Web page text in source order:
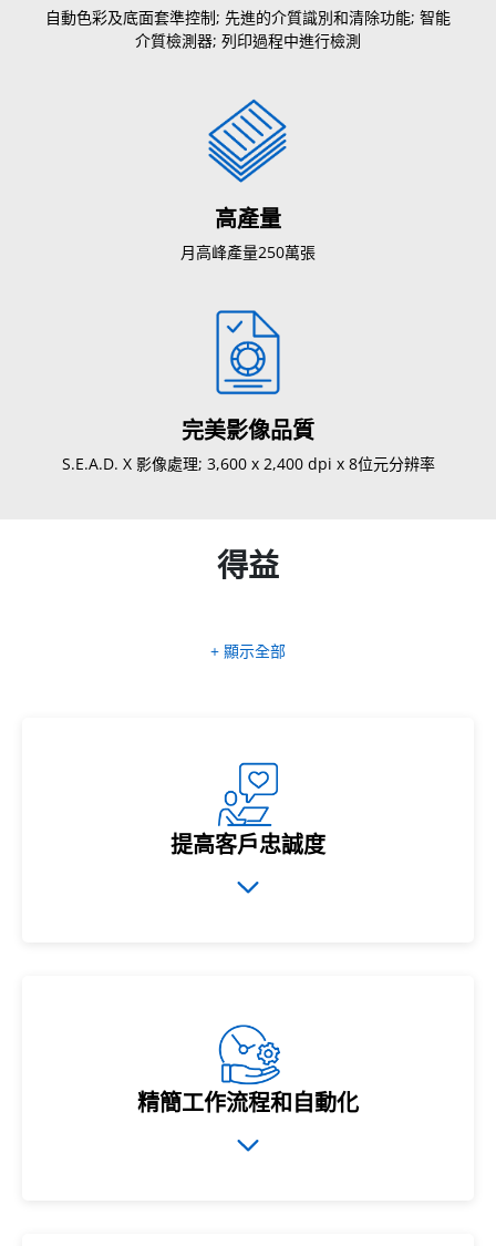
自動色彩及底面套準控制; 先進的介質識別和清除功能; 智能
介質檢測器; 列印過程中進行檢測
高產量
月高峰產量250萬張
完美影像品質
S.E.A.D. X 影像處理; 3,600 x 2,400 dpi x 8位元分辨率
得益
+ 顯示全部
提高客戶忠誠度
精簡工作流程和自動化